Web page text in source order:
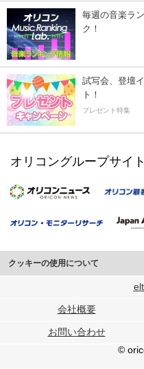
毎週の音楽ラ
ク！
試写会、登壇
ト！
プレゼント特集
オリコングループサイト
クッキーの使用について
このサイトでは Cookie を使用して
行っています。
メディアや広告配信、データ解析の
各パートナーは、この情報とユー
ユーザーが各パートナーのサービ
会社概要
お問い合わせ
©